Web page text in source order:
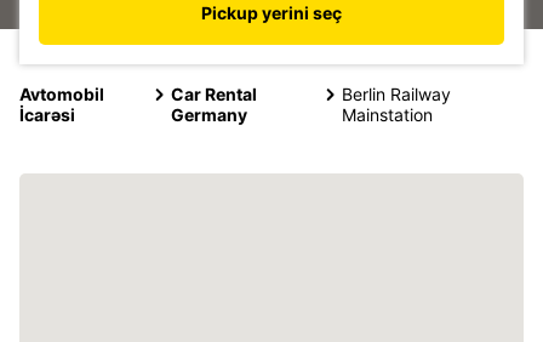
Pickup yerini seç
Avtomobil
İcarəsi
Car Rental
Germany
Berlin Railway
Mainstation